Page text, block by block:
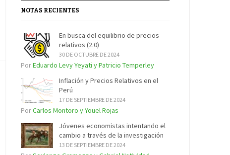
NOTAS RECIENTES
En busca del equilibrio de precios
relativos (2.0)
30 DE OCTUBRE DE 2024
PorEduardo Levy Yeyati y Patricio Temperley
Inflación y Precios Relativos en el
Perú
17 DE SEPTIEMBRE DE 2024
PorCarlos Montoro y Youel Rojas
Jóvenes economistas intentando el
cambio a través de la investigación
13 DE SEPTIEMBRE DE 2024